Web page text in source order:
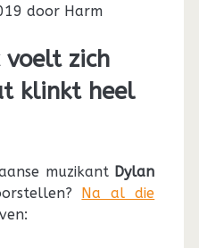
door Harm
voelt zich
klinkt heel
muzikant Dylan
Na al die